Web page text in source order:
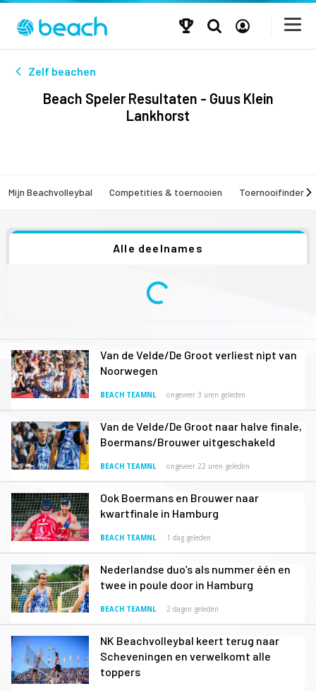
Zelf beachen
Beach Speler Resultaten - Guus Klein
Lankhorst
Mijn Beachvolleybal Competities & toernooien Toernooifinder
Alle deelnames
Van de Velde/De Groot verliest nipt van
Noorwegen
BEACH TEAMNL ongeveer 3 uren geleden
Van de Velde/De Groot naar halve finale,
Boermans/Brouwer uitgeschakeld
BEACH TEAMNL ongeveer 22 uren geleden
Ook Boermans en Brouwer naar
kwartfinale in Hamburg
BEACH TEAMNL 1 dag geleden
Nederlandse duo’s als nummer één en
twee in poule door in Hamburg
BEACH TEAMNL 2 dagen geleden
NK Beachvolleybal keert terug naar
Scheveningen en verwelkomt alle
toppers